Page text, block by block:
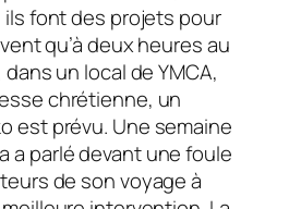
font des projets pour
qu’à deux heures au
un local de YMCA,
chrétienne, un
est prévu. Une semaine
a parlé devant une foule
de son voyage à